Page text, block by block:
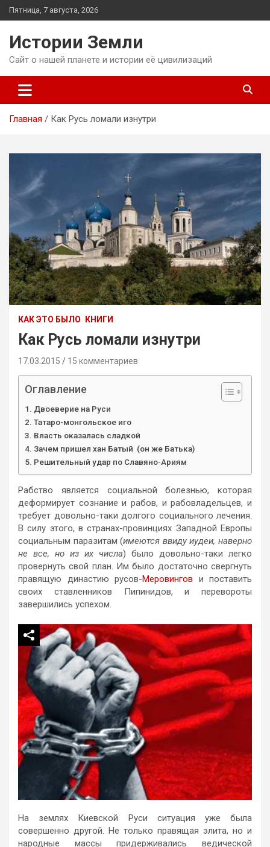
Перейти
к
Пятница, 7 августа, 2026
Истории Земли
Сайт о нашей планете и истории её цивилизаций
Главная Как Русь ломали изнутри
КАК ЭТО БЫЛО КНИГИ
Как Русь ломали изнутри
17.03.2015 15 комментариев
Оглавление
Двоеверие на Руси
Татаро-монгольское иго
Власть оказалась сладкой
Зачем пришел хан Батый (он же Батька)
Решительный удар по Славяно-Ариям
Рабство является социальной болезнью, которая
деформирует сознание и рабов, и рабовладельцев, и
требует довольно-таки долгого социального лечения.
В силу этого, в странах-провинциях Западной Европы
социальным паразитам (имеются ввиду иудеи, наверно
не все, но из их числа) было довольно-таки легко
провернуть свой план. Им было достаточно свергнуть
правящую династию русов-Меровингов и поставить
своих ставленников Пипинидов, и перевороты
завершились успехом.
На землях Киевской Руси ситуация уже была
совершенно другой. Не только правящая элита, но и
народные массы придерживались ведической